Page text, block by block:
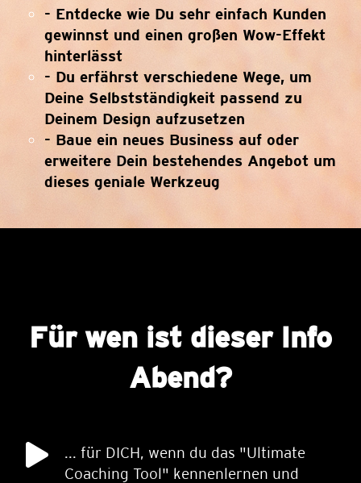
- Entdecke wie Du sehr einfach Kunden
gewinnst und einen großen Wow-Effekt
hinterlässt
- Du erfährst verschiedene Wege, um
Deine Selbstständigkeit passend zu
Deinem Design aufzusetzen
- Baue ein neues Business auf oder
erweitere Dein bestehendes Angebot um
dieses geniale Werkzeug
Für wen ist dieser Info
Abend?
... für DICH, wenn du das "Ultimate
Coaching Tool" kennenlernen und